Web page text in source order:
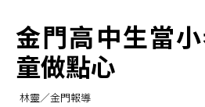
金門高中生當
童做點心
林靈／金門報導